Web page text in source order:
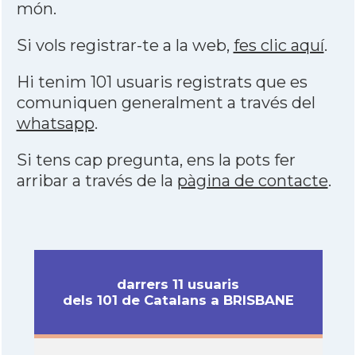
món.
Si vols registrar-te a la web, fes clic aquí.
Hi tenim 101 usuaris registrats que es
comuniquen generalment a través del
whatsapp.
Si tens cap pregunta, ens la pots fer
arribar a través de la pàgina de contacte.
darrers 11 usuaris
dels 101 de Catalans a BRISBANE